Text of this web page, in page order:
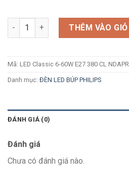
Số lượng THÊM VÀO GIỎ
Mã: LED Classic 6-60W E27 380 CL NDAPR
Danh mục: ĐÈN LED BÚP PHILIPS
ĐÁNH GIÁ (0)
Đánh giá
Chưa có đánh giá nào.